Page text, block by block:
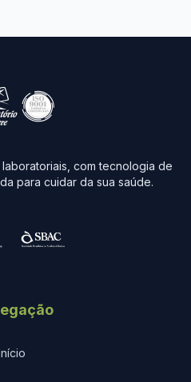
com tecnologia de
para cuidar da sua saúde.